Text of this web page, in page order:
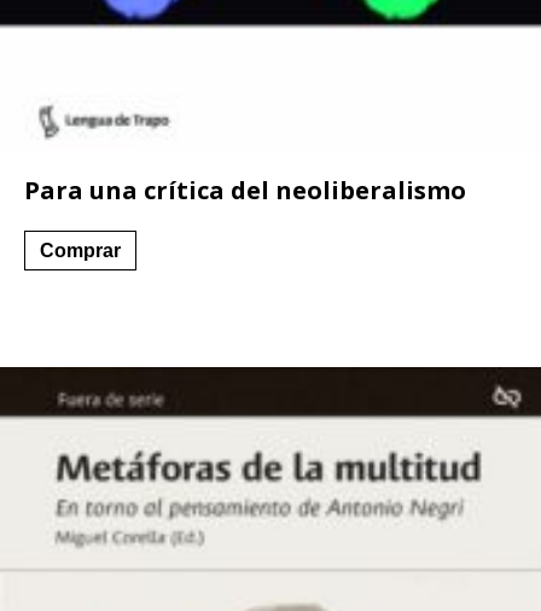
Para una crítica del neoliberalismo
Comprar
producto
Las
opciones
pueden
elegir
en
la